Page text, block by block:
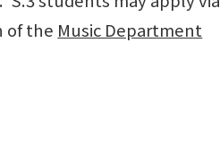
of the Music Department